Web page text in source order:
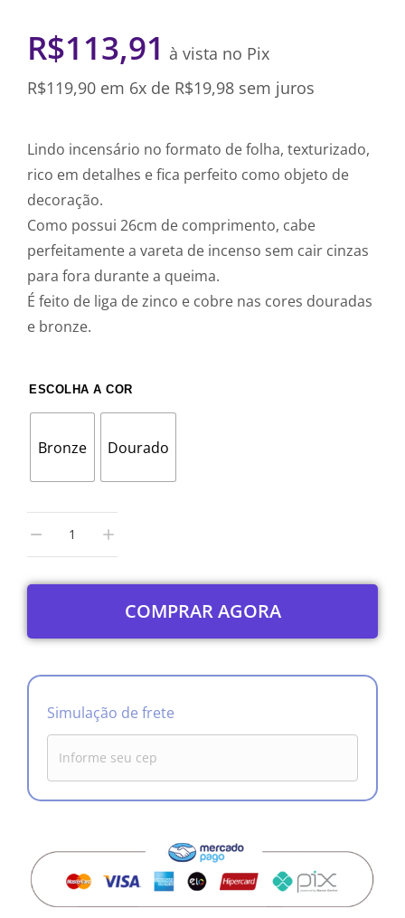
R$113,91 à vista no Pix
R$119,90 em 6x de R$19,98 sem juros
Lindo incensário no formato de folha, texturizado,
rico em detalhes e fica perfeito como objeto de
decoração.
Como possui 26cm de comprimento, cabe
perfeitamente a vareta de incenso sem cair cinzas
para fora durante a queima.
É feito de liga de zinco e cobre nas cores douradas
e bronze.
ESCOLHA A COR
Bronze Dourado
COMPRAR AGORA
Simulação de frete